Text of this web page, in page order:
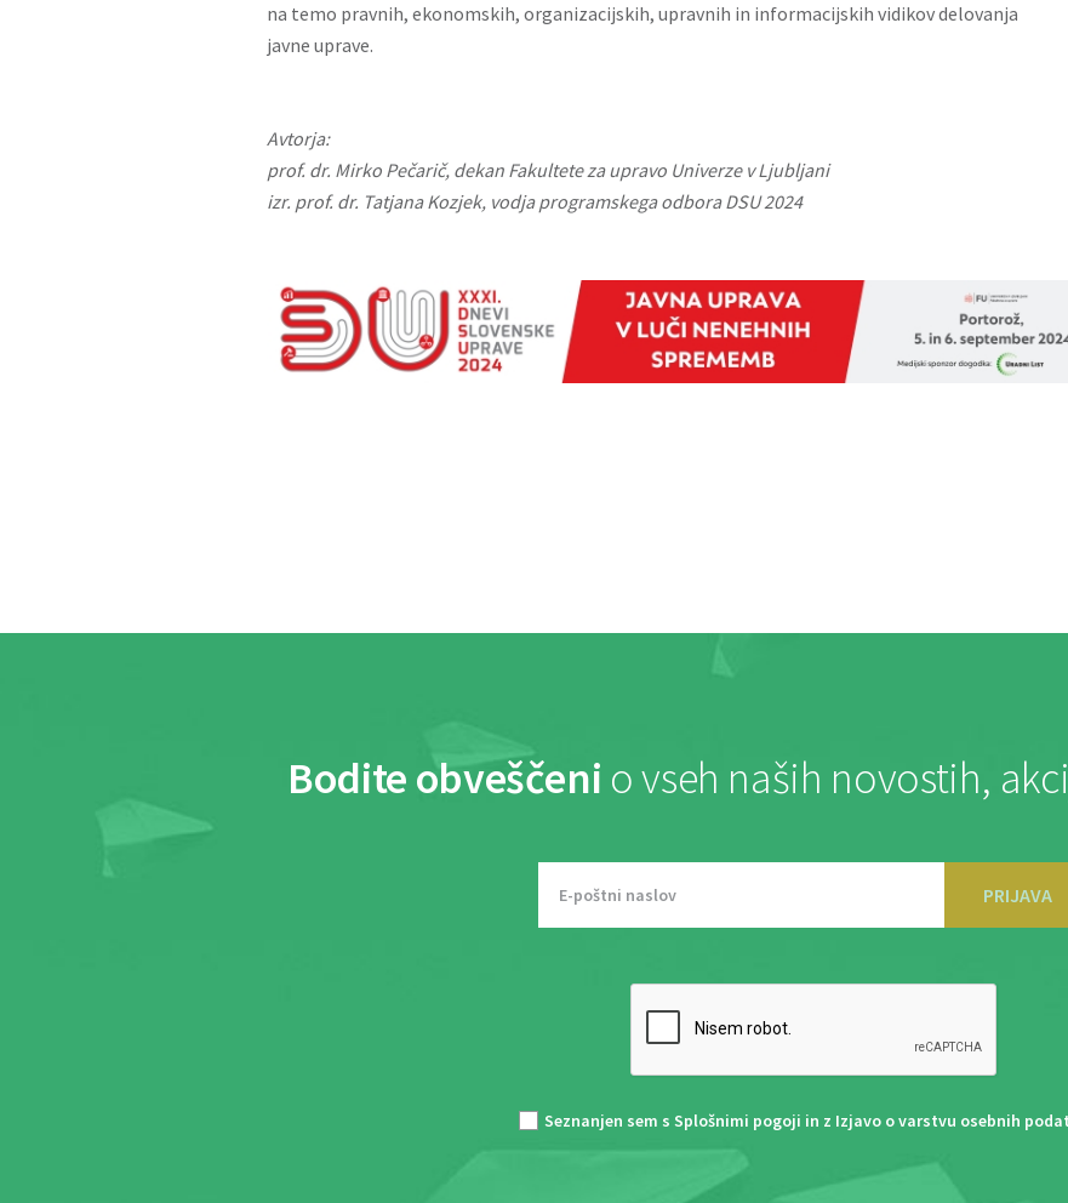
na temo pravnih, ekonomskih, organizacijskih, upravnih in informacijskih vidikov delovanja
javne uprave.
Avtorja:
prof. dr. Mirko Pečarič, dekan Fakultete za upravo Univerze v Ljubljani
izr. prof. dr. Tatjana Kozjek, vodja programskega odbora DSU 2024
Bodite obveščeni o vseh naših novostih,
PRIJAVA
Seznanjen sem s Splošnimi pogoji in z Izjavo o varstvu osebnih